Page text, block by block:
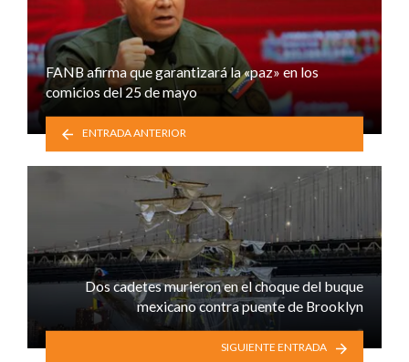
FANB afirma que garantizará la «paz» en los
comicios del 25 de mayo
ENTRADA ANTERIOR
Dos cadetes murieron en el choque del buque
mexicano contra puente de Brooklyn
SIGUIENTE ENTRADA